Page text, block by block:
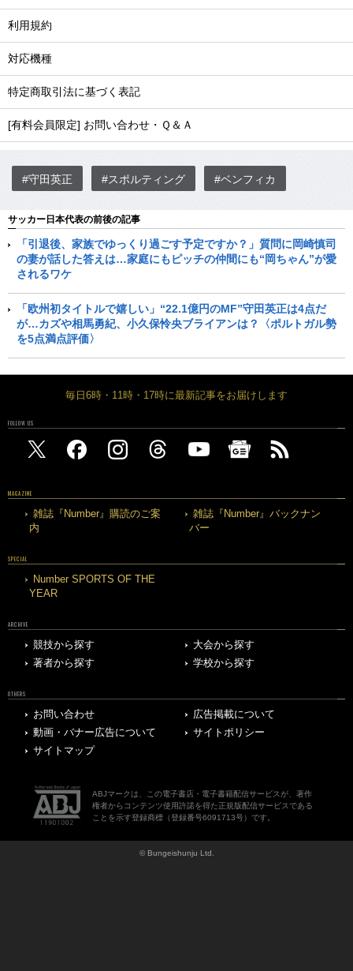
利用規約
対応機種
特定商取引法に基づく表記
[有料会員限定] お問い合わせ・Ｑ＆Ａ
#守田英正 #スポルティング #ベンフィカ
サッカー日本代表の前後の記事
「引退後、家族でゆっくり過ごす予定ですか？」質問に岡崎慎司
の妻が話した答えは…家庭にもピッチの仲間にも“岡ちゃん”が愛
されるワケ
「欧州初タイトルで嬉しい」“22.1億円のMF”守田英正は4点だ
が…カズや相馬勇紀、小久保怜央ブライアンは？〈ポルトガル勢
を5点満点評価〉
毎日6時・11時・17時に最新記事をお届けします
FOLLOW US
MAGAZINE
雑誌『Number』購読のご案
内
雑誌『Number』バックナン
バー
SPECIAL
Number SPORTS OF THE
YEAR
ARCHIVE
競技から探す
大会から探す
著者から探す
学校から探す
OTHERS
お問い合わせ
広告掲載について
動画・バナー広告について
サイトポリシー
サイトマップ
ABJマークは、この電子書店・電子書籍配信サービスが、著作
権者からコンテンツ使用許諾を得た正規版配信サービスである
ことを示す登録商標（登録番号6091713号）です。
© Bungeishunju Ltd.